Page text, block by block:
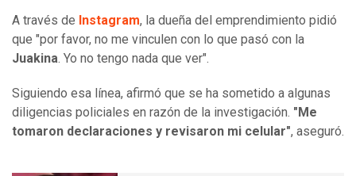
A través de Instagram, la dueña del emprendimiento pidió
que "por favor, no me vinculen con lo que pasó con la
Juakina. Yo no tengo nada que ver".
Siguiendo esa línea, afirmó que se ha sometido a algunas
diligencias policiales en razón de la investigación. "Me
tomaron declaraciones y revisaron mi celular", aseguró.